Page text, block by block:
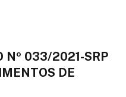
Nº 033/2021-SRP
DE